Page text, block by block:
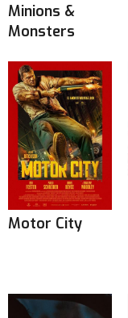
Minions &
Monsters
Motor City